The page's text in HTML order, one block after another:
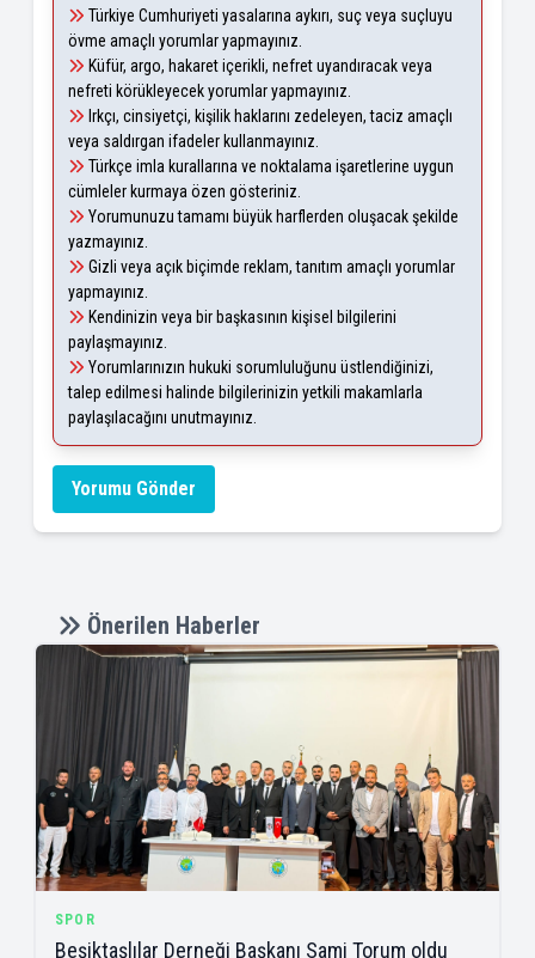
Türkiye Cumhuriyeti yasalarına aykırı, suç veya suçluyu
övme amaçlı yorumlar yapmayınız.
Küfür, argo, hakaret içerikli, nefret uyandıracak veya
nefreti körükleyecek yorumlar yapmayınız.
Irkçı, cinsiyetçi, kişilik haklarını zedeleyen, taciz amaçlı
veya saldırgan ifadeler kullanmayınız.
Türkçe imla kurallarına ve noktalama işaretlerine uygun
cümleler kurmaya özen gösteriniz.
Yorumunuzu tamamı büyük harflerden oluşacak şekilde
yazmayınız.
Gizli veya açık biçimde reklam, tanıtım amaçlı yorumlar
yapmayınız.
Kendinizin veya bir başkasının kişisel bilgilerini
paylaşmayınız.
Yorumlarınızın hukuki sorumluluğunu üstlendiğinizi,
talep edilmesi halinde bilgilerinizin yetkili makamlarla
paylaşılacağını unutmayınız.
Yorumu Gönder
Önerilen Haberler
SPOR
Beşiktaşlılar Derneği Başkanı Sami Torum oldu